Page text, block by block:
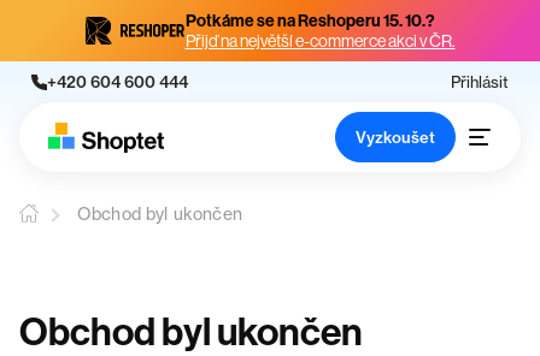
Potkáme se na Reshoperu 15. 10.?
Přijď na největší e-commerce akci v ČR.
+420 604 600 444 Přihlásit
Vyzkoušet
Obchod byl ukončen
Obchod byl ukončen